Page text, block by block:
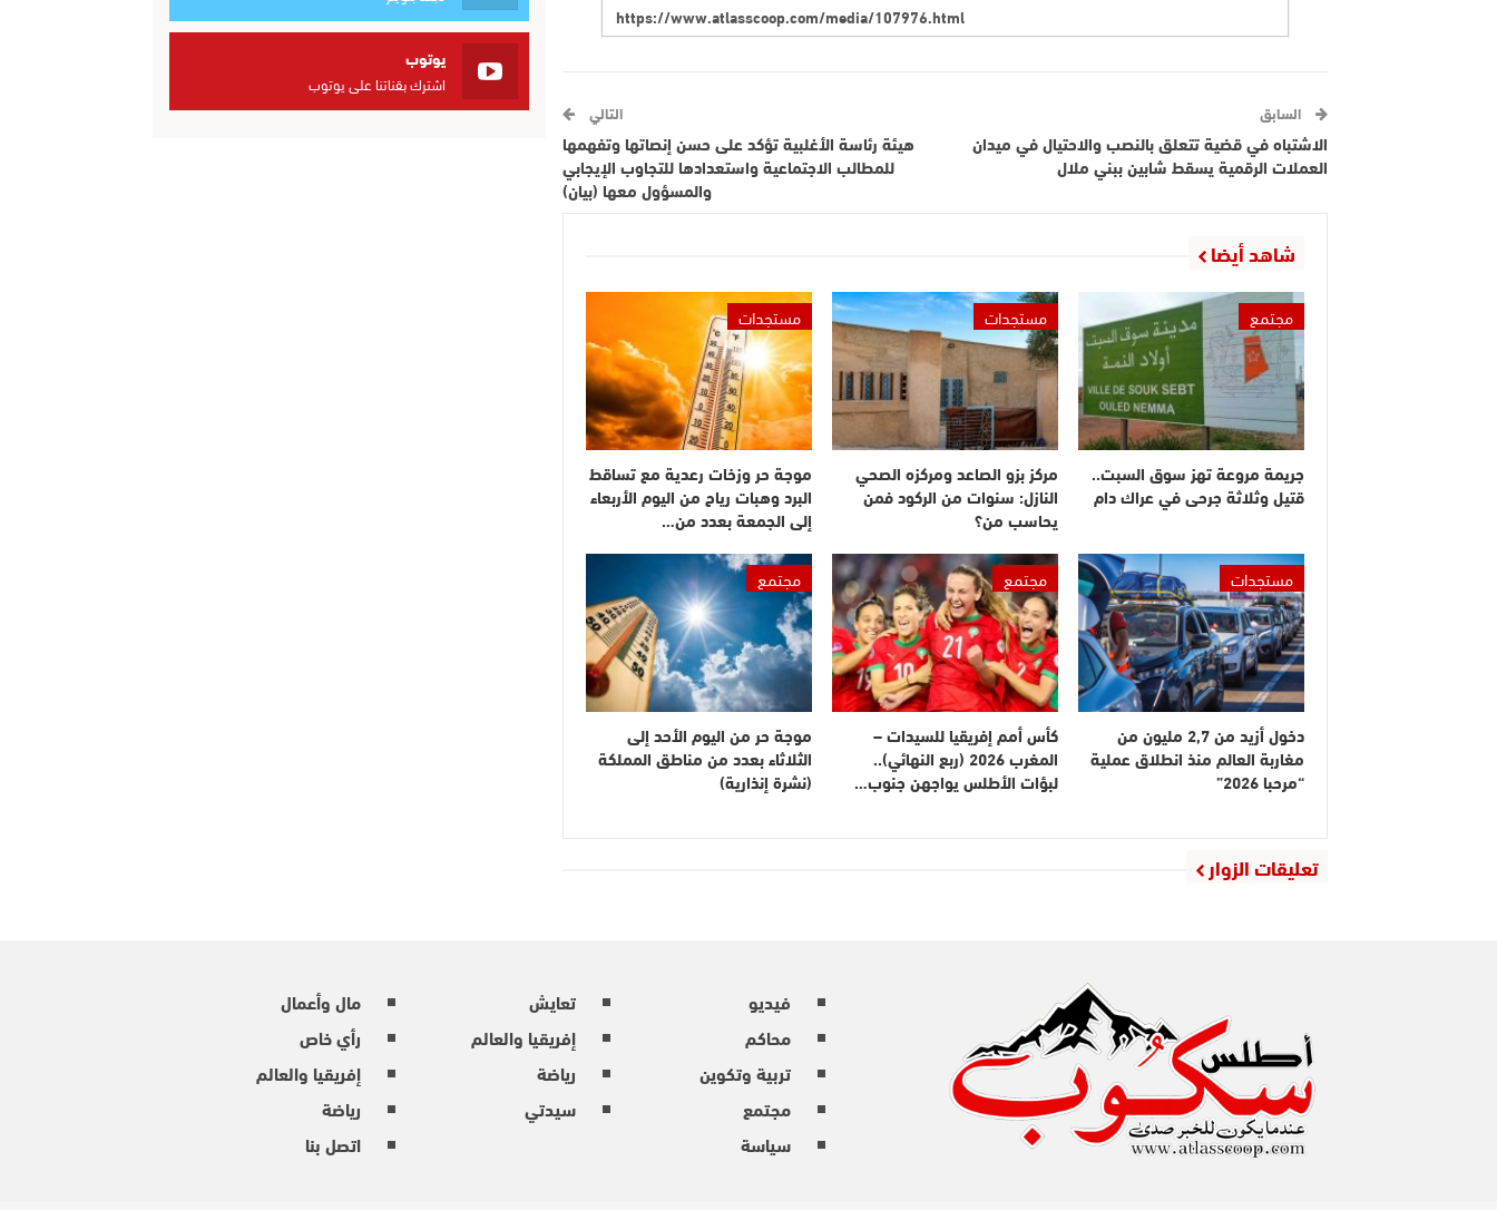
السابق
الاشتباه في قضية تتعلق بالنصب والاحتيال في ميدان
العملات الرقمية يسقط شابين ببني ملال
التالي
هيئة رئاسة الأغلبية تؤكد على حسن إنصاتها وتفهمها
للمطالب الاجتماعية واستعدادها للتجاوب الإيجابي
والمسؤول معها (بيان)
شاهد أيضا
مجتمع
جريمة مروعة تهز سوق السبت..
قتيل وثلاثة جرحى في عراك دام
مستجدات
مركز بزو الصاعد ومركزه الصحي
النازل: سنوات من الركود فمن
يحاسب من؟
مستجدات
موجة حر وزخات رعدية مع تساقط
البرد وهبات رياح من اليوم الأربعاء
إلى الجمعة بعدد من…
مستجدات
دخول أزيد من 2,7 مليون من
مغاربة العالم منذ انطلاق عملية
“مرحبا 2026”
مجتمع
كأس أمم إفريقيا للسيدات –
المغرب 2026 (ربع النهائي)..
لبؤات الأطلس يواجهن جنوب…
مجتمع
موجة حر من اليوم الأحد إلى
الثلاثاء بعدد من مناطق المملكة
(نشرة إنذارية)
تعليقات الزوار
يوتوب
اشترك بقناتنا على يوتوب
فيديو
محاكم
تربية وتكوين
مجتمع
سياسة
تعايش
إفريقيا والعالم
رياضة
سيدتي
مال وأعمال
رأي خاص
إفريقيا والعالم
رياضة
اتصل بنا